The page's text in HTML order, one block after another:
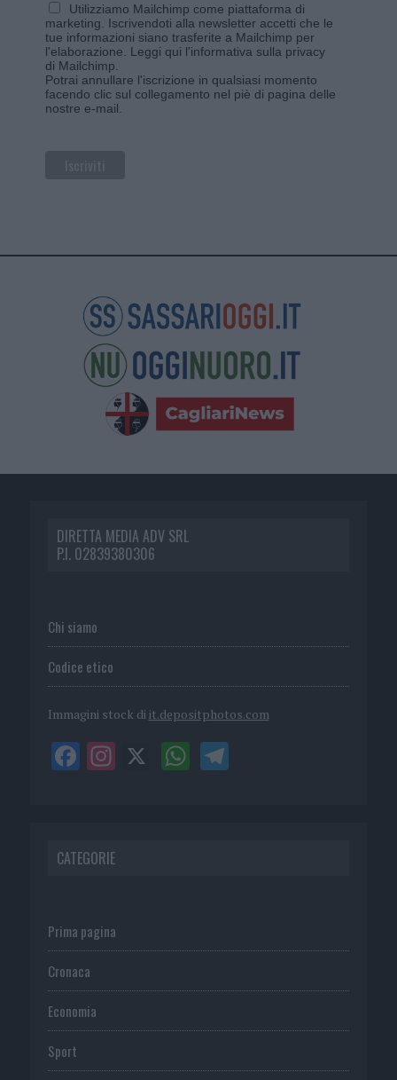
Utilizziamo Mailchimp come piattaforma di
marketing. Iscrivendoti alla newsletter accetti che le
tue informazioni siano trasferite a Mailchimp per
l'elaborazione. Leggi qui l'informativa sulla privacy
di Mailchimp
Potrai annullare l'iscrizione in qualsiasi momento
facendo clic sul collegamento nel piè di pagina delle
nostre e-mail.
DIRETTA MEDIA ADV SRL
P.I. 02839380306
Chi siamo
Codice etico
Immagini stock di it.depositphotos.com
CATEGORIE
Prima pagina
Cronaca
Economia
Sport